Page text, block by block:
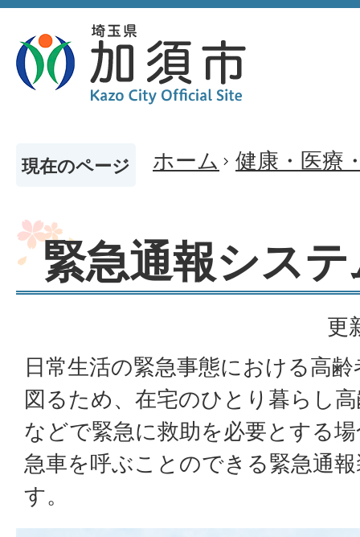
現在のページ ホーム 健康・医療
緊急通報シス
更
日常生活の緊急事態における高
図るため、在宅のひとり暮らし
などで緊急に救助を必要とする
急車を呼ぶことのできる緊急通
す。